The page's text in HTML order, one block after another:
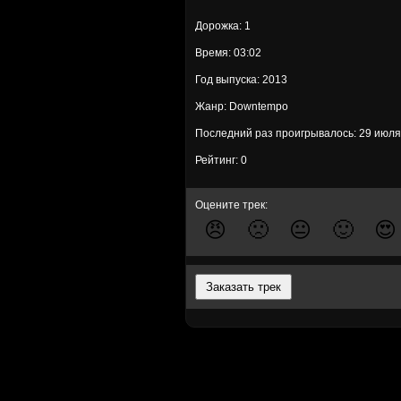
Дорожка: 1
Время: 03:02
Год выпуска: 2013
Жанр: Downtempo
Последний раз проигрывалось: 29
Рейтинг: 0
Оцените трек:
😠 🙁 😐 🙂 😍
Заказать трек